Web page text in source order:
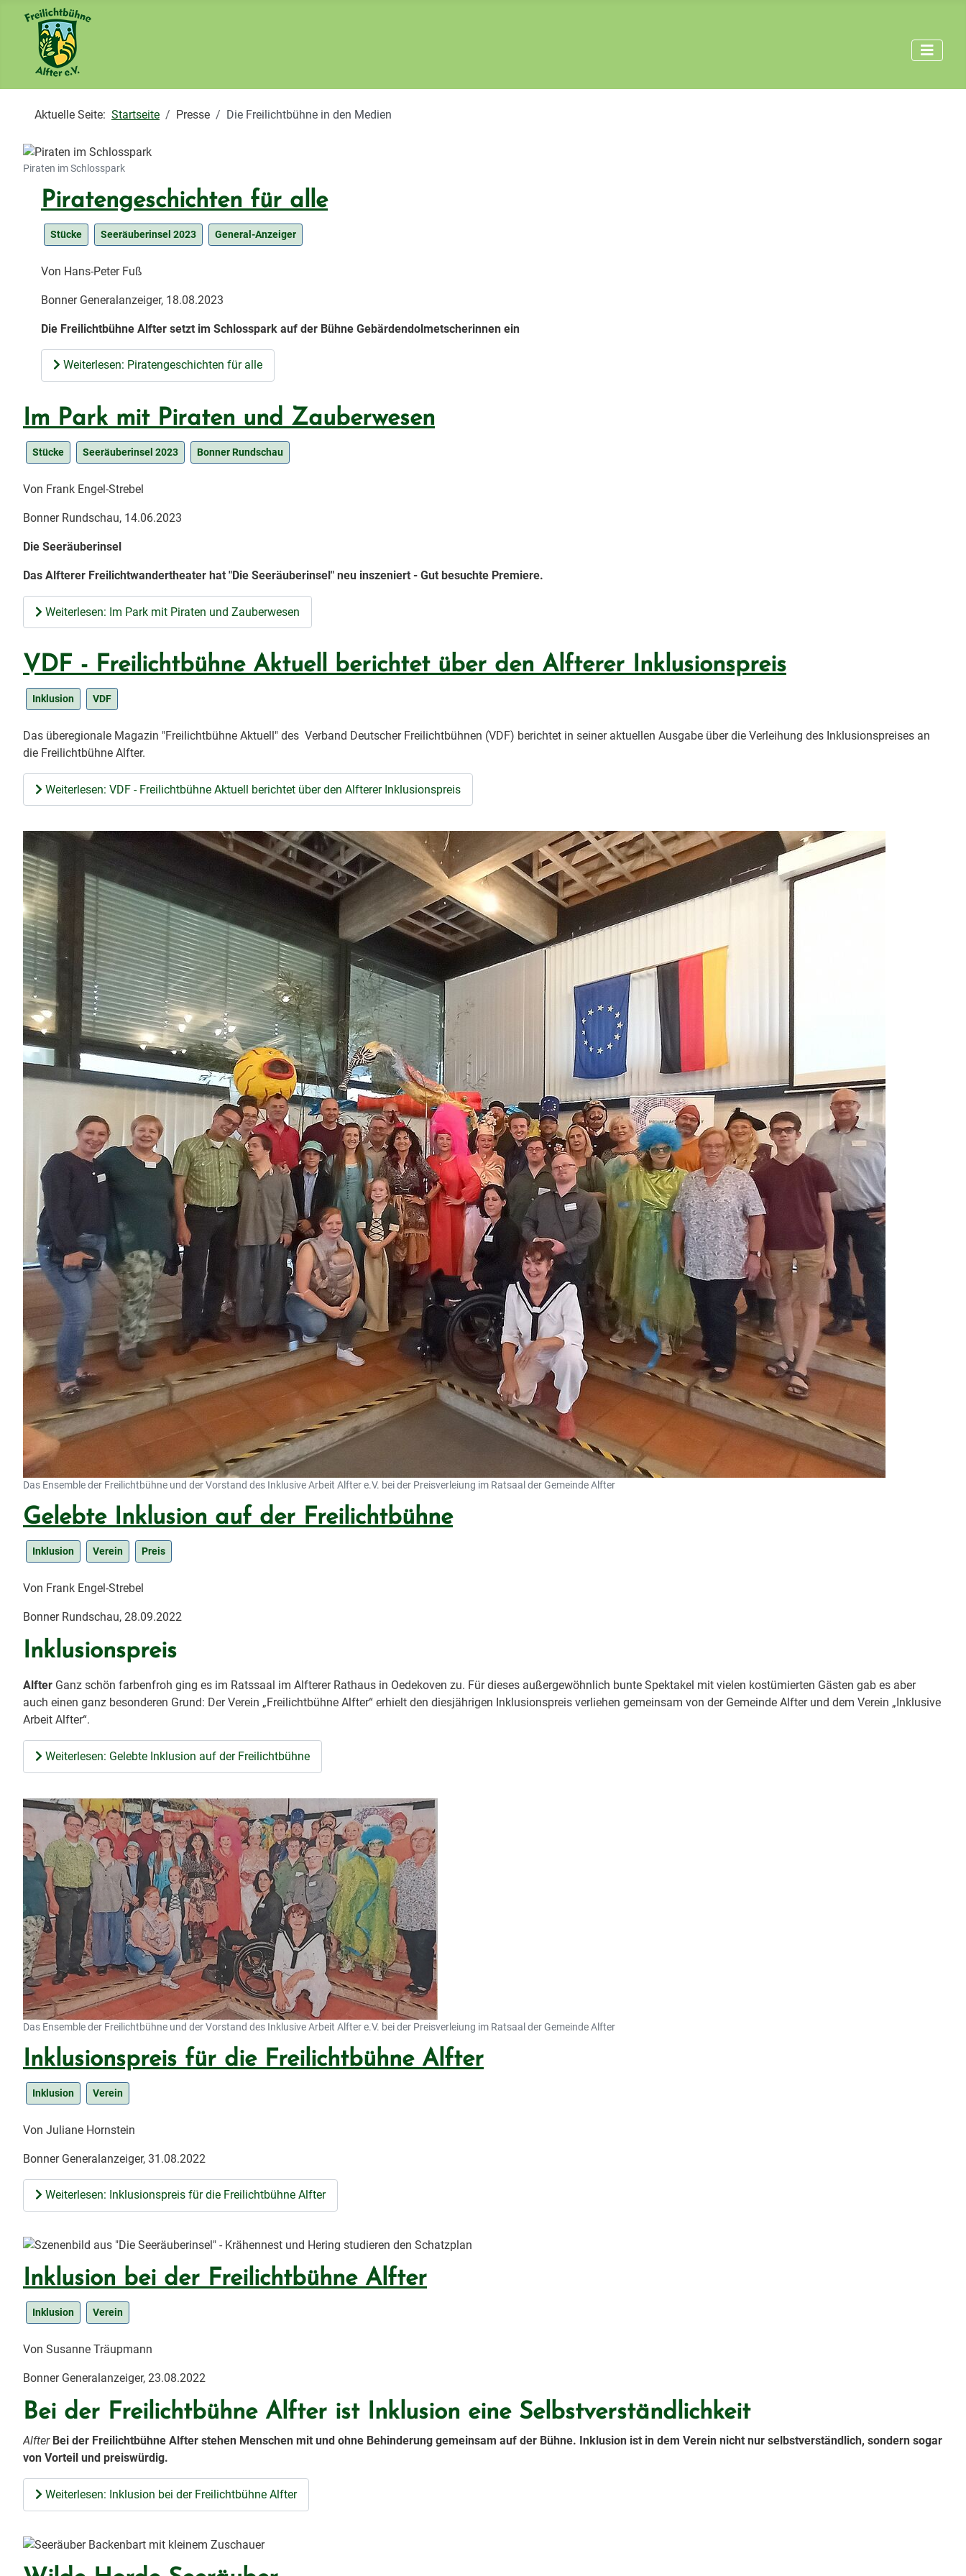
Aktuelle Seite: Startseite Presse Die Freilichtbühne in den Medien
Piraten im Schlosspark
Piratengeschichten für alle
Stücke Seeräuberinsel 2023 General-Anzeiger
Von Hans-Peter Fuß
Bonner Generalanzeiger, 18.08.2023
Die Freilichtbühne Alfter setzt im Schlosspark auf der Bühne Gebärdendolmetscherinnen ein
Weiterlesen: Piratengeschichten für alle
Im Park mit Piraten und Zauberwesen
Stücke Seeräuberinsel 2023 Bonner Rundschau
Von Frank Engel-Strebel
Bonner Rundschau, 14.06.2023
Die Seeräuberinsel
Das Alfterer Freilichtwandertheater hat "Die Seeräuberinsel" neu inszeniert - Gut besuchte Premiere.
Weiterlesen: Im Park mit Piraten und Zauberwesen
VDF - Freilichtbühne Aktuell berichtet über den Alfterer Inklusionspreis
Inklusion VDF
Das überegionale Magazin "Freilichtbühne Aktuell" des Verband Deutscher Freilichtbühnen (VDF) berichtet in seiner aktuellen Ausgabe über die Verleihung des Inklusionspreises an
die Freilichtbühne Alfter.
Weiterlesen: VDF - Freilichtbühne Aktuell berichtet über den Alfterer Inklusionspreis
Das Ensemble der Freilichtbühne und der Vorstand des Inklusive Arbeit Alfter e.V. bei der Preisverleiung im Ratsaal der Gemeinde Alfter
Gelebte Inklusion auf der Freilichtbühne
Inklusion Verein Preis
Von Frank Engel-Strebel
Bonner Rundschau, 28.09.2022
Inklusionspreis
Alfter Ganz schön farbenfroh ging es im Ratssaal im Alfterer Rathaus in Oedekoven zu. Für dieses außergewöhnlich bunte Spektakel mit vielen kostümierten Gästen gab es aber
auch einen ganz besonderen Grund: Der Verein „Freilichtbühne Alfter“ erhielt den diesjährigen Inklusionspreis verliehen gemeinsam von der Gemeinde Alfter und dem Verein „Inklusive
Arbeit Alfter“.
Weiterlesen: Gelebte Inklusion auf der Freilichtbühne
Das Ensemble der Freilichtbühne und der Vorstand des Inklusive Arbeit Alfter e.V. bei der Preisverleiung im Ratsaal der Gemeinde Alfter
Inklusionspreis für die Freilichtbühne Alfter
Inklusion Verein
Von Juliane Hornstein
Bonner Generalanzeiger, 31.08.2022
Weiterlesen: Inklusionspreis für die Freilichtbühne Alfter
Inklusion bei der Freilichtbühne Alfter
Inklusion Verein
Von Susanne Träupmann
Bonner Generalanzeiger, 23.08.2022
Bei der Freilichtbühne Alfter ist Inklusion eine Selbstverständlichkeit
Alfter Bei der Freilichtbühne Alfter stehen Menschen mit und ohne Behinderung gemeinsam auf der Bühne. Inklusion ist in dem Verein nicht nur selbstverständlich, sondern sogar
von Vorteil und preiswürdig.
Weiterlesen: Inklusion bei der Freilichtbühne Alfter